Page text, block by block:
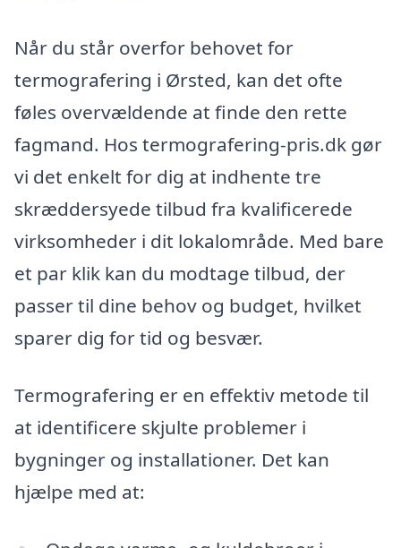
Når du står overfor behovet for
termografering i Ørsted, kan det ofte
føles overvældende at finde den rette
fagmand. Hos termografering-pris.dk gør
vi det enkelt for dig at indhente tre
skræddersyede tilbud fra kvalificerede
virksomheder i dit lokalområde. Med bare
et par klik kan du modtage tilbud, der
passer til dine behov og budget, hvilket
sparer dig for tid og besvær.
Termografering er en effektiv metode til
at identificere skjulte problemer i
bygninger og installationer. Det kan
hjælpe med at: